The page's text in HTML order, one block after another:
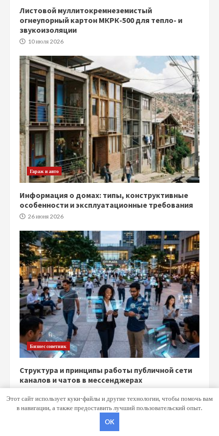
Листовой муллитокремнеземистый
огнеупорный картон МКРК-500 для тепло- и
звукоизоляции
10 июля 2026
Гараж и авто
Информация о домах: типы, конструктивные
особенности и эксплуатационные требования
26 июня 2026
Бизнес советник
Структура и принципы работы публичной сети
каналов и чатов в мессенджерах
Copyright © Все права защищены.
Этот сайт использует куки-файлы и другие технологии, чтобы помочь вам
в навигации, а также предоставить лучший пользовательский опыт.
OK